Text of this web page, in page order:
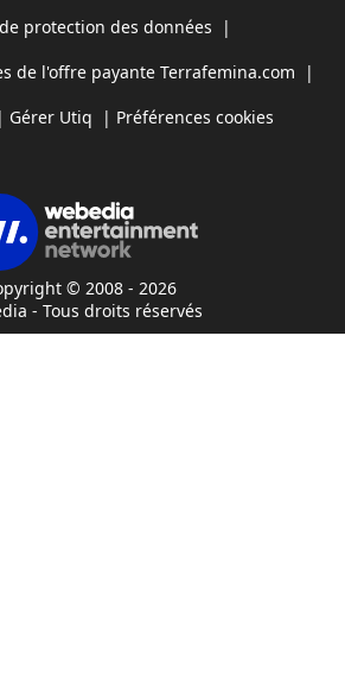
protection des données |
de l'offre payante Terrafemina.com |
Gérer Utiq | Préférences cookies
© 2008 - 2026
- Tous droits réservés